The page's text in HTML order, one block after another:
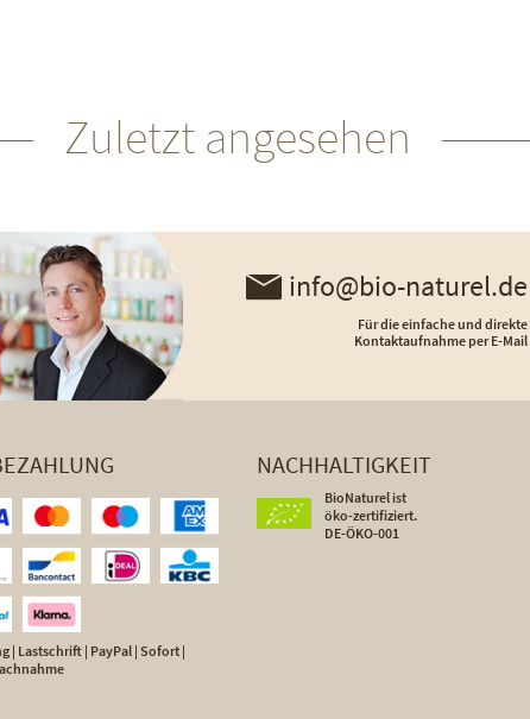
Zuletzt angesehen
info@bio-naturel.de
Für die einfache und direkte
Kontaktaufnahme per E-Mail
| Lastschrift | PayPal | Sofort |
NACHHALTIGKEIT
BioNaturel ist
öko-zertifiziert.
DE-ÖKO-001